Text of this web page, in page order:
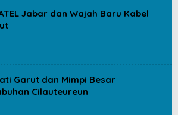
Jabar dan Wajah Baru Kabel
Garut dan Mimpi Besar
Cilauteureun